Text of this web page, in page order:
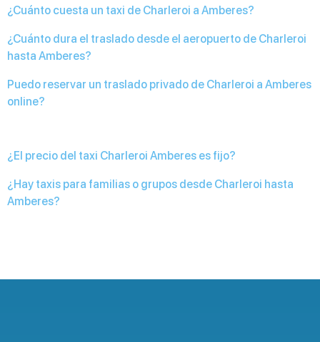
¿Cuánto cuesta un taxi de Charleroi a Amberes?
¿Cuánto dura el traslado desde el aeropuerto de Charleroi
hasta Amberes?
Puedo reservar un traslado privado de Charleroi a Amberes
online?
¿El precio del taxi Charleroi Amberes es fijo?
¿Hay taxis para familias o grupos desde Charleroi hasta
Amberes?